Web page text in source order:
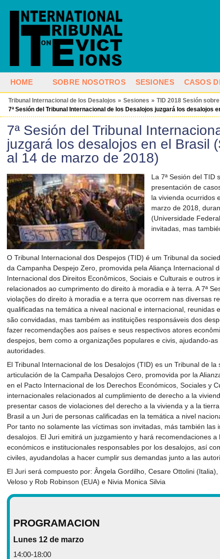
HOME SOBRE NOSOTROS SESIONES CASOS
Tribunal Internacional de los Desalojos » Sesiones » TID 2018 Sesión
7ª Sesión del Tribunal Internacional de los Desalojos juzgará los desalojos
7ª Sesión del Tribunal
juzgará los desalojos en el Brasil
al 14 de marzo de 2018)
La 7ª Sesión del TID
presentación de
la vivienda ocurridos
marzo de 2018,
(Universidade
invitadas, mas
O Tribunal Internacional dos Despejos (TID) é um Tribunal da
da Campanha Despejo Zero, promovida pela Aliança Internacional
Internacional dos Direitos Econômicos, Sociais e Culturais e outros
relacionados ao cumprimento do direito à moradia e à terra. A 7ª
violações do direito à moradia e a terra que ocorrem nas diversas
qualificadas na temática a niveal nacional e internacional, reunidas
são convidadas, mas também as instituições responsáveis dos
fazer recomendações aos países e seus respectivos atores
despejos, bem como a organizações populares e civis, ajudando-
autoridades.
El Tribunal Internacional de los Desalojos (TID) es un Tribunal de
articulación de la Campaña Desalojos Cero, promovida por la
en el Pacto Internacional de los Derechos Económicos, Sociales y
internacionales relacionados al cumplimiento de derecho a la
presentar casos de violaciones del derecho a la vivienda y a la
Brasil a un Juri de personas calificadas en la temática a nivel
Por tanto no solamente las víctimas son invitadas, más también las
desalojos. El Juri emitirá un juzgamiento y hará recomendaciones
económicos e institucionales responsables por los desalojos, así
civiles, ayudandolas a hacer cumplir sus demandas junto a las
El Juri será compuesto por: Ângela Gordilho, Cesare Ottolini
Veloso y Rob Robinson (EUA) e Nivia Monica Silvia
PROGRAMACION
Lunes 12 de marzo
14:00-18:00